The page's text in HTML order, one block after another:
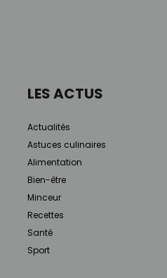
LES ACTUS
Actualités
Astuces culinaires
Alimentation
Bien-être
Minceur
Recettes
Santé
Sport